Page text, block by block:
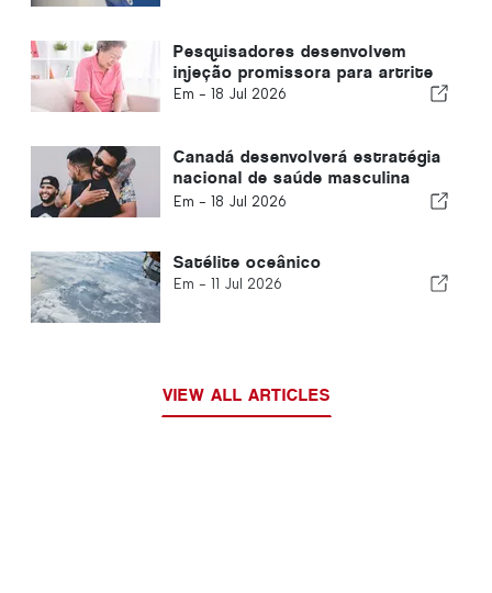
Pesquisadores desenvolvem
injeção promissora para artrite
Em - 18 Jul 2026
Canadá desenvolverá estratégia
nacional de saúde masculina
contra o estigma
Em - 18 Jul 2026
Satélite oceânico
Em - 11 Jul 2026
VIEW ALL ARTICLES